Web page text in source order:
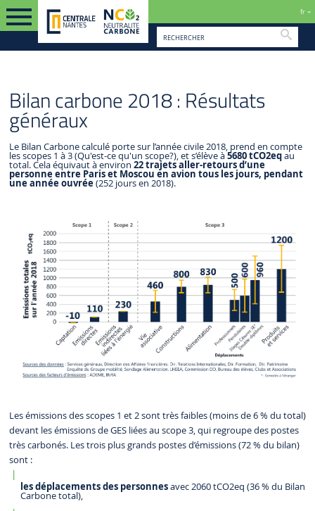
fr
Bilan carbone 2018 : Résultats
généraux
Le Bilan Carbone calculé porte sur l’année civile 2018, prend en compte
les scopes 1 à 3 (Qu'est-ce qu'un scope?), et s’élève à5680 tCO2eqau
total. Cela équivaut à environ 22 trajets aller-retours d’une
personne entre Paris et Moscou en avion tous les jours, pendant
une année ouvrée (252 jours en 2018).
Les émissions des scopes 1 et 2 sont très faibles (moins de 6 % du total)
devant les émissions de GES liées au scope 3, qui regroupe des postes
très carbonés. Les trois plus grands postes d’émissions (72 % du bilan)
sont :
les déplacements des personnesavec 2060 tCO2eq (36 % du Bilan
Carbone total),